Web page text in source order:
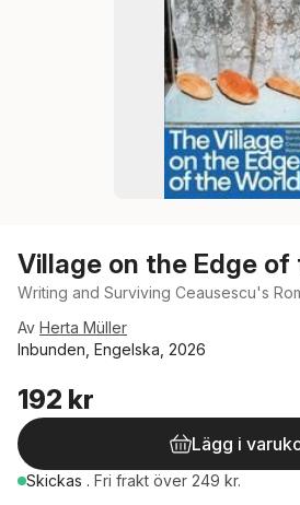
Village on the Edge of
Writing and Surviving Ceausescu's
Av Herta Müller
Inbunden, Engelska, 2026
192 kr
Lägg i
Skickas . Fri frakt över 249 kr.